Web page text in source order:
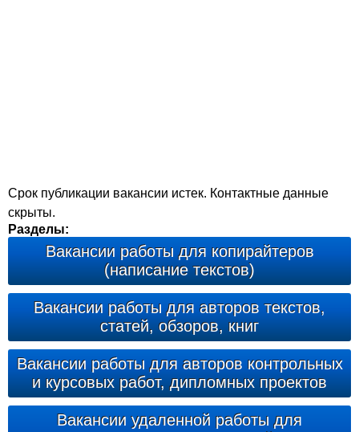
Срок публикации вакансии истек. Контактные данные
скрыты.
Разделы:
Вакансии работы для копирайтеров
(написание текстов)
Вакансии работы для авторов текстов,
статей, обзоров, книг
Вакансии работы для авторов контрольных
и курсовых работ, дипломных проектов
Вакансии удаленной работы для